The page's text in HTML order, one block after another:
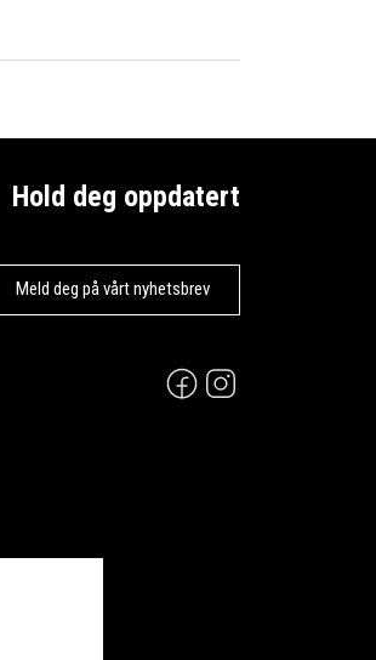
Hold deg oppdatert
Meld deg på vårt nyhetsbrev